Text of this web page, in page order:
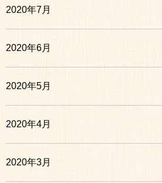
2020年7月
2020年6月
2020年5月
2020年4月
2020年3月